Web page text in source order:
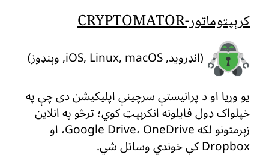
کرېپتوماتور-CRYPTOMATOR
(انډروید, iOS, Linux, macOS, وېنډوز)
یو وړیا او د پرانیستې سرچینې اپلیکیشن دی چې په
خپلواک ډول فایلونه انکرېپټ کوي؛ ترڅو په انلاین
زېرمتونو لکه Google Drive، OneDrive، او
Dropbox کې خوندي وساتل شي.